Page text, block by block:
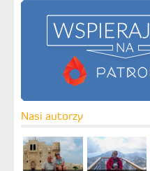
Nasi autorzy